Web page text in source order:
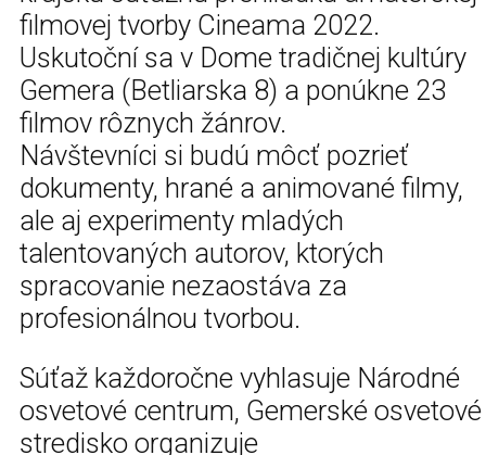
filmovej tvorby Cineama 2022.
Uskutoční sa v Dome tradičnej kultúry
Gemera (Betliarska 8) a ponúkne 23
filmov rôznych žánrov.
Návštevníci si budú môcť pozrieť
dokumenty, hrané a animované filmy,
ale aj experimenty mladých
talentovaných autorov, ktorých
spracovanie nezaostáva za
profesionálnou tvorbou.
Súťaž každoročne vyhlasuje Národné
osvetové centrum, Gemerské osvetové
stredisko organizuje